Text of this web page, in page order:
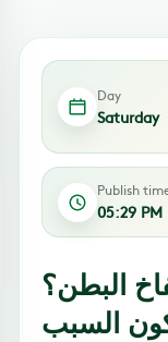
Day
Saturday
Publish
05:29 PM
البطن؟
السبب